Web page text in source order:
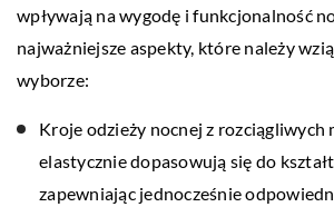
wpływają na wygodę i funkcjonalność
najważniejsze aspekty, które należy
wyborze:
Kroje odzieży nocnej z rozciągliwych
elastycznie dopasowują się do
zapewniając jednocześnie